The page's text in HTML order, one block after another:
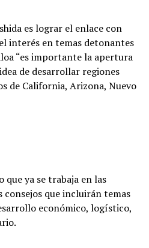
es lograr el enlace con
interés en temas detonantes
“es importante la apertura
de desarrollar regiones
de California, Arizona, Nuevo
ya se trabaja en las
que incluirán temas
económico, logístico,